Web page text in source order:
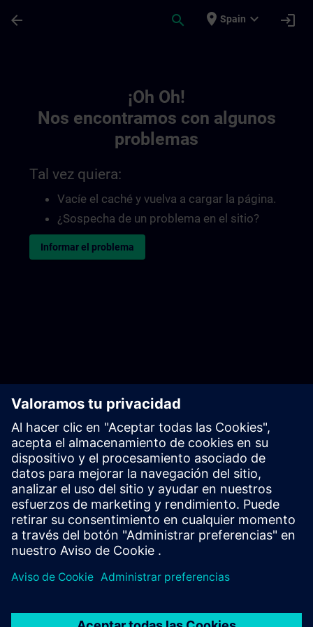
arrow_back search place Spain expand_more login
¡Oh Oh!
Nos encontramos con algunos
problemas
Tal vez quiera:
Vacíe el caché y vuelva a cargar la página.
¿Sospecha de un problema en el sitio?
Informar el problema